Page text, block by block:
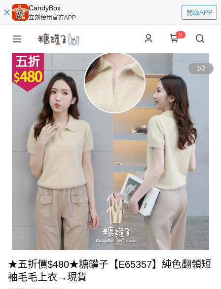
CandyBox
立刻使用官方APP
開啟APP
0
1/2
★五折價$480★糖罐子【E65357】純色翻領短
袖毛毛上衣→現貨